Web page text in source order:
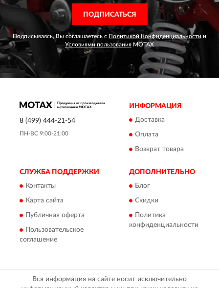
ПОДПИСАТЬСЯ
Подписываясь, Вы соглашаетесь с Политикой Конфиденциальности и
Условиями пользования MOTAX
8 (499) 444-21-54
ПН-ВС 9:00-21:00
ИНФОРМАЦИЯ
Доставка
Оплата
Возврат товара
СЛУЖБА ПОДДЕРЖКИ
Контакты
Карта сайта
Публичная оферта
Пользовательское
соглашение
ДОПОЛНИТЕЛЬНО
Блог
Скидки
Политика
конфиденциальности
Вся информация на сайте носит исключительно